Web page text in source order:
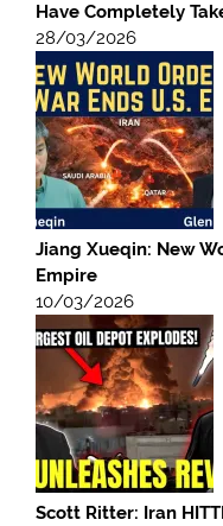
Have Completely
28/03/2026
Jiang Xueqin: New
Empire
10/03/2026
Scott Ritter: Iran